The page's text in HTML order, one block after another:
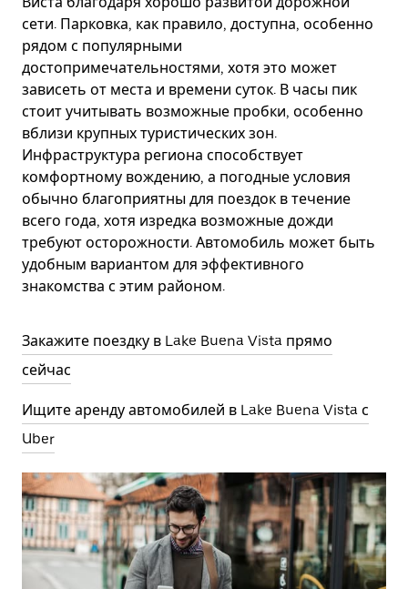
сети. Парковка, как правило, доступна, особенно
рядом с популярными
достопримечательностями, хотя это может
зависеть от места и времени суток. В часы пик
стоит учитывать возможные пробки, особенно
вблизи крупных туристических зон.
Инфраструктура региона способствует
комфортному вождению, а погодные условия
обычно благоприятны для поездок в течение
всего года, хотя изредка возможные дожди
требуют осторожности. Автомобиль может быть
удобным вариантом для эффективного
знакомства с этим районом.
Закажите поездку в Lake Buena Vista прямо
сейчас
Ищите аренду автомобилей в Lake Buena Vista с
Uber